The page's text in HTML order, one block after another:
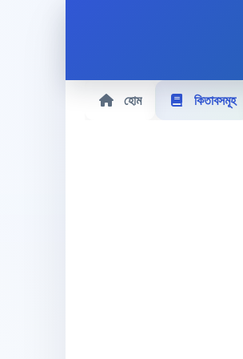
হোম কিতাবসমূহ